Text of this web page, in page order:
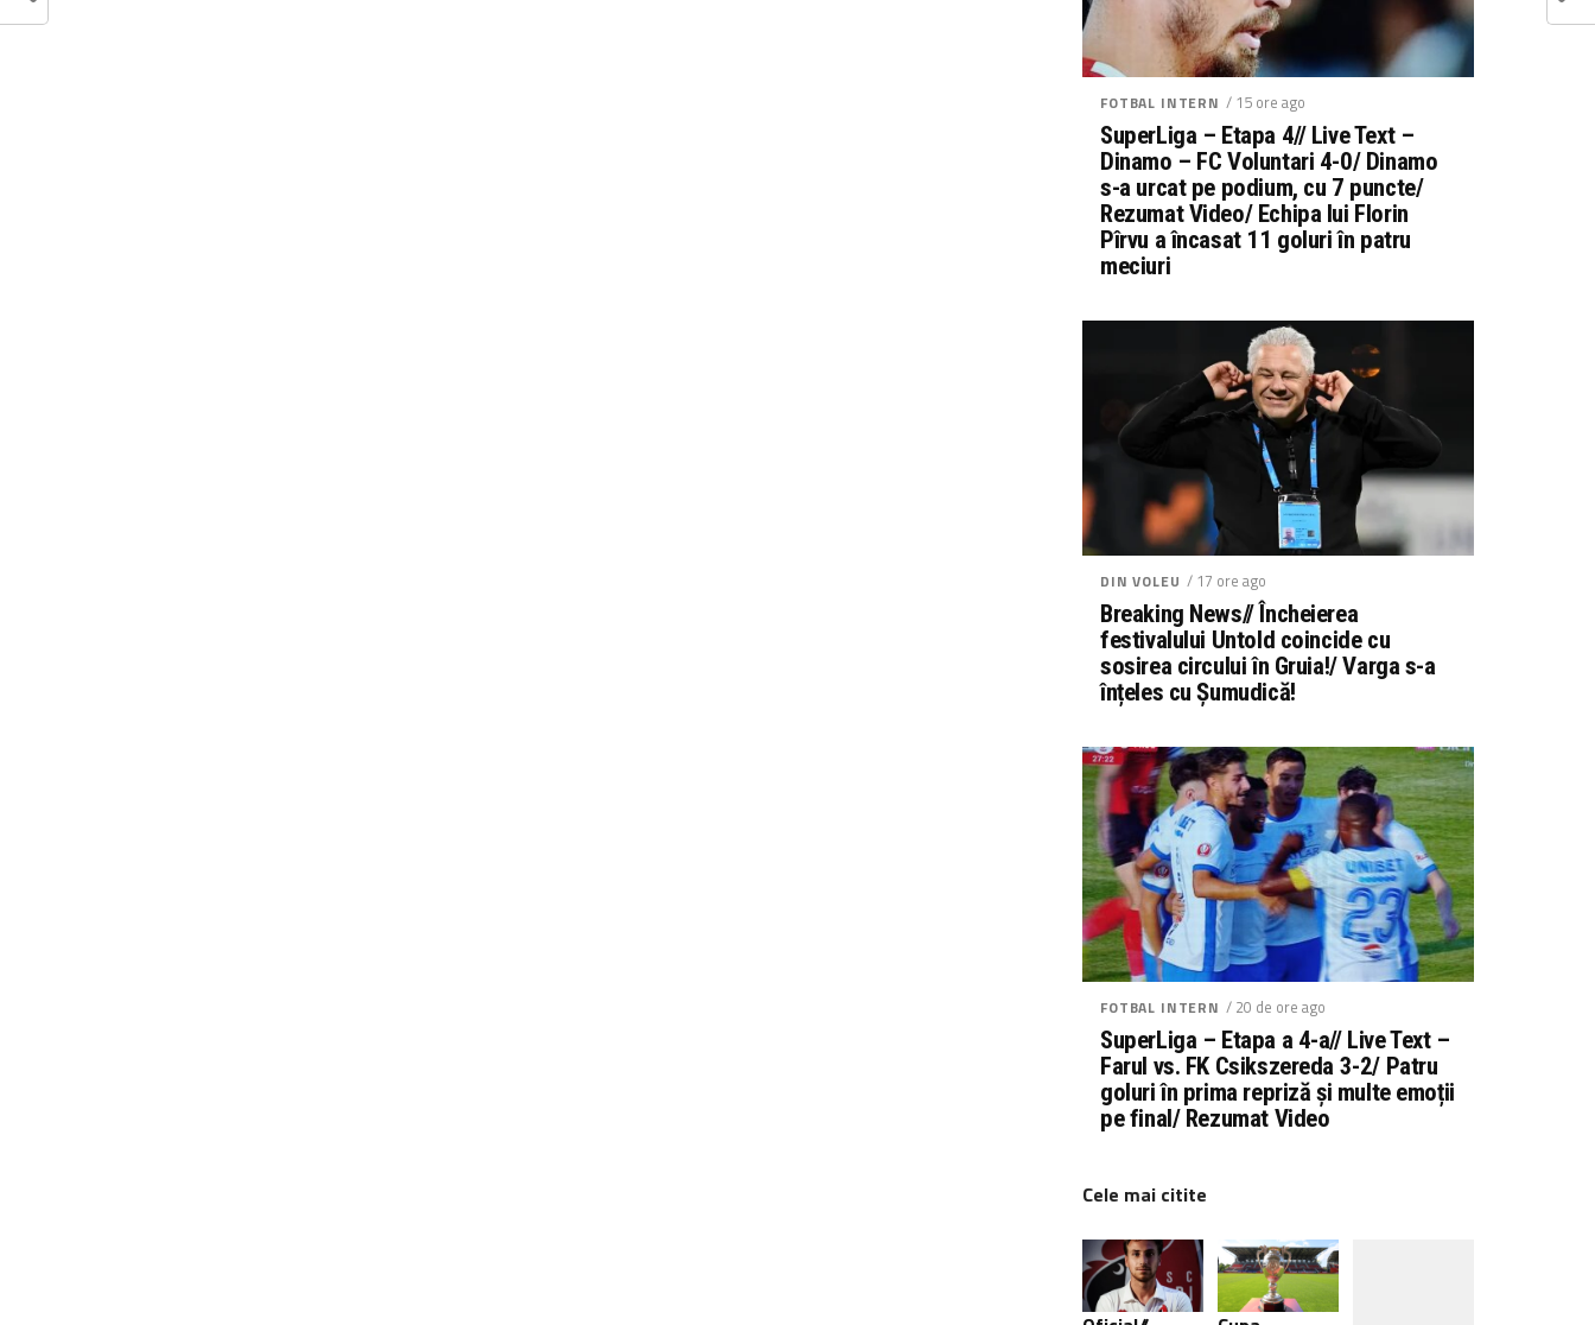
FOTBAL INTERN / 15 ore ago
SuperLiga – Etapa 4// Live Text –
Dinamo – FC Voluntari 4-0/ Dinamo
s-a urcat pe podium, cu 7 puncte/
Rezumat Video/ Echipa lui Florin
Pîrvu a încasat 11 goluri în patru
meciuri
DIN VOLEU / 17 ore ago
Breaking News// Încheierea
festivalului Untold coincide cu
sosirea circului în Gruia!/ Varga s-a
înțeles cu Șumudică!
FOTBAL INTERN / 20 de ore ago
SuperLiga – Etapa a 4-a// Live Text –
Farul vs. FK Csikszereda 3-2/ Patru
goluri în prima repriză și multe emoții
pe final/ Rezumat Video
Cele mai citite